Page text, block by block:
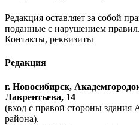
Редакция оставляет за собой
поданные с нарушением правил.
Контакты, реквизиты
Редакция
г. Новосибирск,
Лаврентьева, 14
(вход с правой стороны здания
района).